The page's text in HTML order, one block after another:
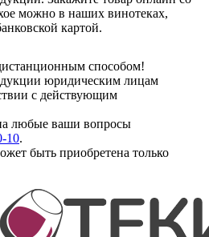
можно в наших винотеках,
картой.
способом!
юридическим лицам
с действующим
любые ваши вопросы
10.
быть приобретена только